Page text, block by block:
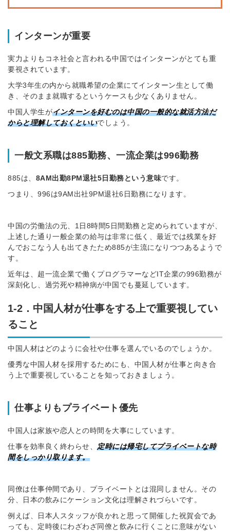
インターンが重要
実力よりもコネ社会と言われる中国ではインターンがとても重
要視されています。
大学3年生の内から就職希望の企業にてインターン生として働
き、そのまま就職するというケースも少なくありません。
中国人学生がインターンを好むのは中国の一般的な就活方法だ
からと理解しておくといいでしょう。
一般文系職は885勤務、一流企業は996勤務
885は、 8AM出勤8PM退社5日勤務という意味です。
つまり、996は9AM出社9PM退社6日勤務になります。
中国の労働法の元、1日8時間5日間勤務と定められていますが、
上述した通り一般企業の給与は非常に低く、最近では残業を好
んでおこなう人も出てきたため885が主流になりつつあるようで
す。
近年は、超一流企業で働くプログラマーなどIT企業の996勤務が
深刻化し、過労死や精神病が中国でも蔓延しています。
1-2．中国人材が仕事をする上で重要視してい
ること
中国人材はどのように会社や仕事を選んでいるのでしょうか。
優秀な中国人材を採用するためにも、中国人材が仕事と向き合
う上で重要視していることを知っておきましょう。
仕事よりもプライベート優先
中国人は家族や恋人との時間を大事にしています。
仕事を効率良く終わらせ、 定時には帰宅してプライベートな時
間をしっかり取ります。
同僚は仕事仲間であり、プライベートとは混同しません。その
分、日本の飲みにケーション文化は理解されづらいです。
例えば、日本人スタッフが良かれと思って開催した祝賀会であ
っても、定時後にわざわざ同僚と飲みに行くことに意味がない